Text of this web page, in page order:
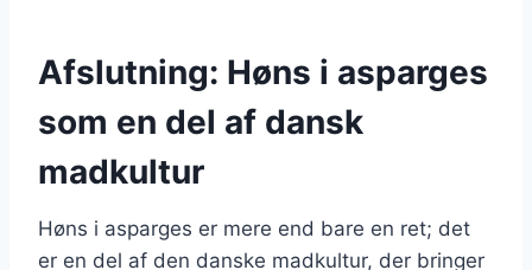
Afslutning: Høns i asparges
som en del af dansk
madkultur
Høns i asparges er mere end bare en ret; det
er en del af den danske madkultur, der bringer